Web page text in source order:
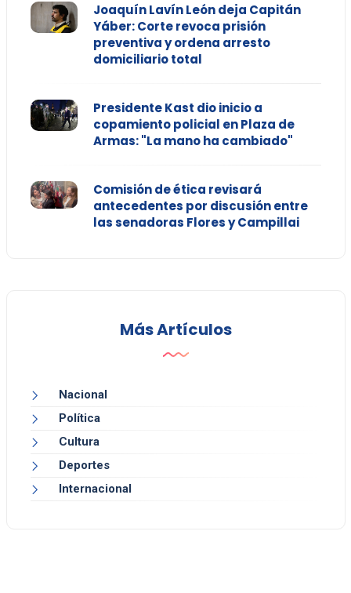
Joaquín Lavín León deja Capitán
Yáber: Corte revoca prisión
preventiva y ordena arresto
domiciliario total
Presidente Kast dio inicio a
copamiento policial en Plaza de
Armas: "La mano ha cambiado"
Comisión de ética revisará
antecedentes por discusión entre
las senadoras Flores y Campillai
Más Artículos
Nacional
Política
Cultura
Deportes
Internacional